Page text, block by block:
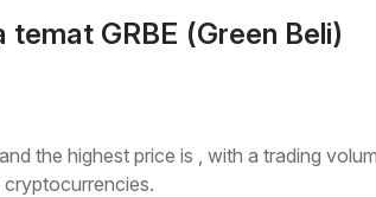
GRBE (Green Beli)
the highest price is , with a trading
cryptocurrencies.